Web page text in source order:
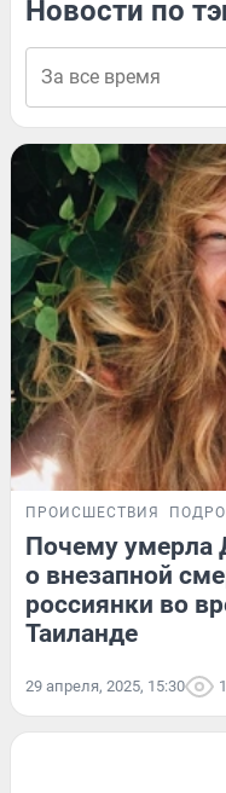
Новости по
ПРОИСШЕСТВИЯ
Почему умерла
о внезапной
россиянки во
Таиланде
29 апреля, 2025, 15:30